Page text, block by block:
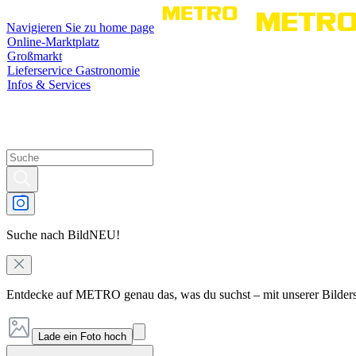
Navigieren Sie zu home page
Online-Marktplatz
Großmarkt
Lieferservice Gastronomie
Infos & Services
Suche nach BildNEU!
Entdecke auf METRO genau das, was du suchst – mit unserer
Lade ein Foto hoch